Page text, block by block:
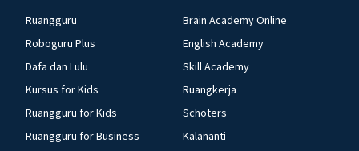
Ruangguru
Roboguru Plus
Dafa dan Lulu
Kursus for Kids
Ruangguru for Kids
Ruangguru for Business
Brain Academy Online
English Academy
Skill Academy
Ruangkerja
Schoters
Kalananti